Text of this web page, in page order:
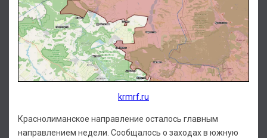
krmrf.ru
Краснолиманское направление осталось главным
направлением недели. Сообщалось о заходах в южную